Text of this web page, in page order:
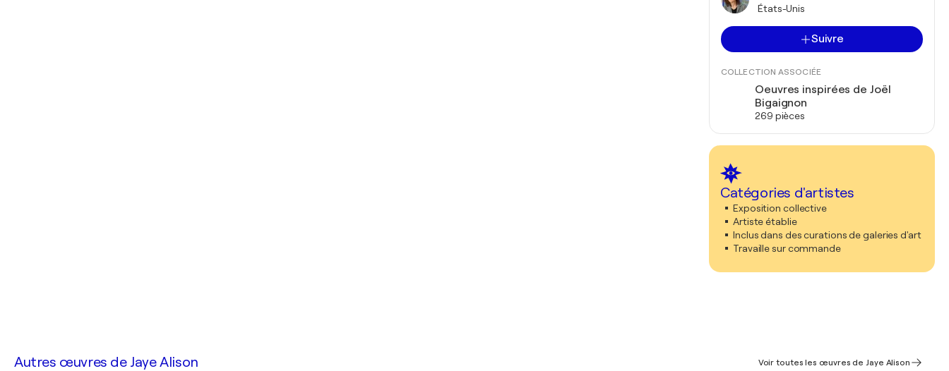
États-Unis
Suivre
COLLECTION ASSOCIÉE
Oeuvres inspirées de Joël
Bigaignon
269 pièces
Catégories d'artistes
Exposition collective
Artiste établie
Inclus dans des curations de galeries d'art
Travaille sur commande
Autres œuvres de Jaye Alison Voir toutes les œuvres de Jaye Alison